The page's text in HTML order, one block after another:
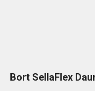
Bort SellaFlex